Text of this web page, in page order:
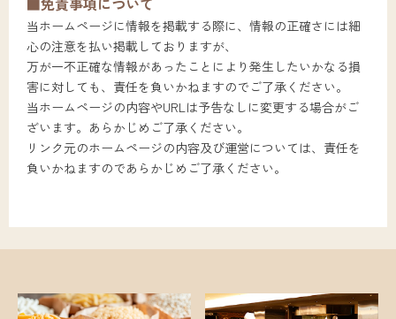
当ホームページに情報を掲載する際に、情報の正確さには細
心の注意を払い掲載しておりますが、
万が一不正確な情報があったことにより発生したいかなる損
害に対しても、責任を負いかねますのでご了承ください。
当ホームページの内容やURLは予告なしに変更する場合がご
ざいます。あらかじめご了承ください。
リンク元のホームページの内容及び運営については、責任を
負いかねますのであらかじめご了承ください。